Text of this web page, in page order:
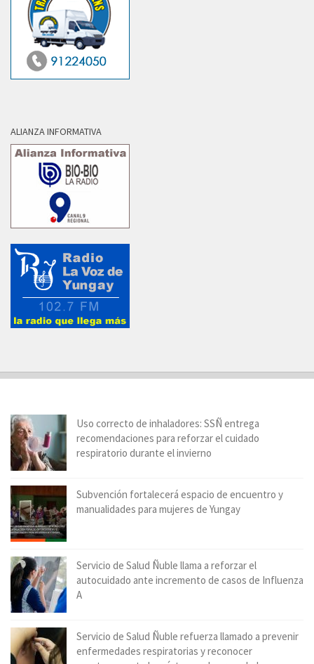
ALIANZA INFORMATIVA
Uso correcto de inhaladores: SSÑ entrega
recomendaciones para reforzar el cuidado
respiratorio durante el invierno
Subvención fortalecerá espacio de encuentro y
manualidades para mujeres de Yungay
Servicio de Salud Ñuble llama a reforzar el
autocuidado ante incremento de casos de Influenza
A
Servicio de Salud Ñuble refuerza llamado a prevenir
enfermedades respiratorias y reconocer